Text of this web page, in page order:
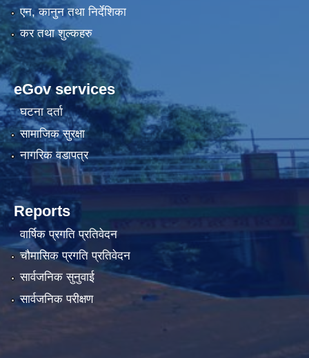
एन, कानुन तथा निर्देशिका
कर तथा शुल्कहरु
eGov services
घटना दर्ता
सामाजिक सुरक्षा
नागरिक वडापत्र
Reports
वार्षिक प्रगति प्रतिवेदन
चौमासिक प्रगति प्रतिवेदन
सार्वजनिक सुनुवाई
सार्वजनिक परीक्षण